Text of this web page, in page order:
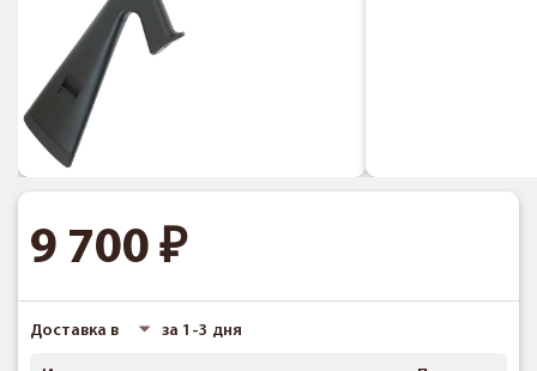
9 700
Доставка в за 1-3 дня